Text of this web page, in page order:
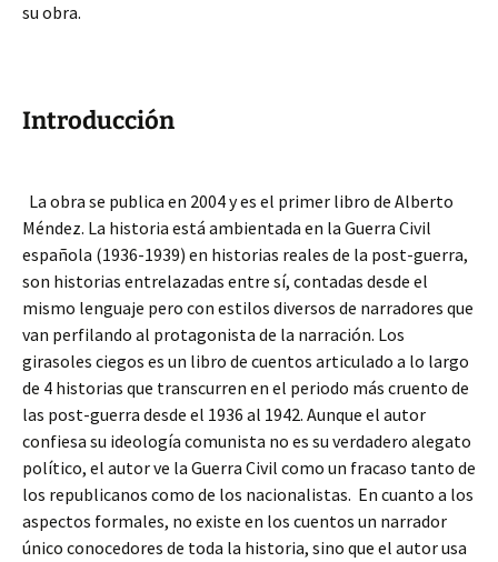
su obra.
Introducción
La obra se publica en 2004 y es el primer libro de Alberto
Méndez. La historia está ambientada en la Guerra Civil
española (1936-1939) en historias reales de la post-guerra,
son historias entrelazadas entre sí, contadas desde el
mismo lenguaje pero con estilos diversos de narradores que
van perfilando al protagonista de la narración. Los
girasoles ciegos es un libro de cuentos articulado a lo largo
de 4 historias que transcurren en el periodo más cruento de
las post-guerra desde el 1936 al 1942. Aunque el autor
confiesa su ideología comunista no es su verdadero alegato
político, el autor ve la Guerra Civil como un fracaso tanto de
los republicanos como de los nacionalistas. En cuanto a los
aspectos formales, no existe en los cuentos un narrador
único conocedores de toda la historia, sino que el autor usa